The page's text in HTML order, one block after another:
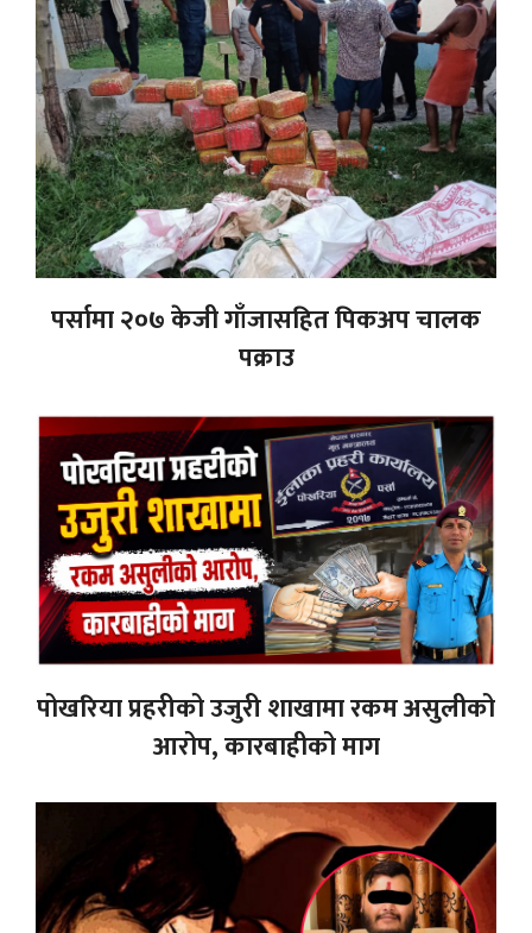
पर्सामा २०७ केजी गाँजासहित पिकअप चालक
पक्राउ
पोखरिया प्रहरीको उजुरी शाखामा रकम असुलीको
आरोप, कारबाहीको माग